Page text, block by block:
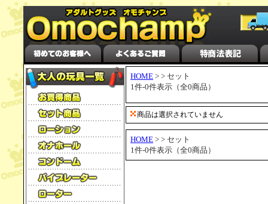
HOME > > セット
1件-0件表示（全0商品）
商品は選択されていません
HOME > > セット
1件-0件表示（全0商品）